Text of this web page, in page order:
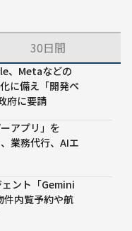
を発表
30日間
、Metaなどの
に備え「開発ペ
府に要請
アプリ」を
業務代行、AIエ
ント「Gemini
内覧予約や航